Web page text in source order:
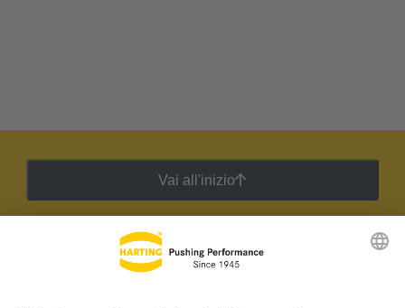
Vai all'inizio
Newsletter HARTING